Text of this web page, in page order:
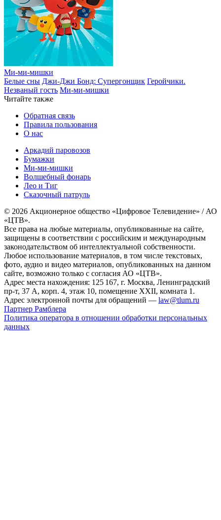
Ми-ми-мишки
Белые сны Джи-Джи Бонд: Супергонщик Геройчики.
Незваный гость Ми-ми-мишки
Читайте также
Обратная связь
Правила пользования
О нас
Аркадий паровозов
Бумажки
Ми-ми-мишки
Волшебный фонарь
Лео и Тиг
Сказочный патруль
© 2026 Акционерное общество «Цифровое Телевидение» / АО
«ЦТВ».
Все права на любые материалы, опубликованные на сайте,
защищены в соответствии с российским и международным
законодательством об интеллектуальной собственности.
Любое использование материалов, в том числе текстовых,
фото, аудио и видео материалов, опубликованных на данном
сайте, возможно только с согласия АО «ЦТВ».
Адрес места нахождения: 125 167, г. Москва, Ленинградский
пр-т, 37 А, корп. 4, этаж 10, помещение XXII, комната 1.
Адрес электронной почты для обращений — law@tlum.ru
Партнер Рамблера
Политика оператора в отношении обработки персональных
данных